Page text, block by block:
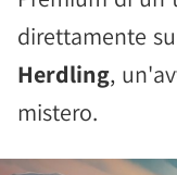
direttamente
Herdling,
mistero.